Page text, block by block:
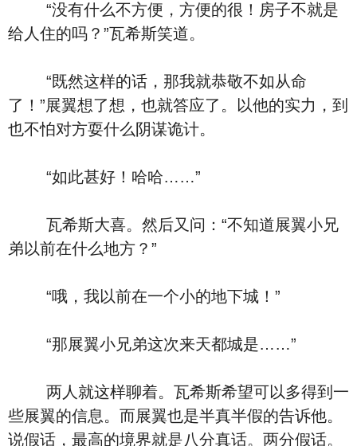
“没有什么不方便，方便的很！房子不就是
给人住的吗？”瓦希斯笑道。
“既然这样的话，那我就恭敬不如从命
了！”展翼想了想，也就答应了。以他的实力，到
也不怕对方耍什么阴谋诡计。
“如此甚好！哈哈……”
瓦希斯大喜。然后又问：“不知道展翼小兄
弟以前在什么地方？”
“哦，我以前在一个小的地下城！”
“那展翼小兄弟这次来天都城是……”
两人就这样聊着。瓦希斯希望可以多得到一
些展翼的信息。而展翼也是半真半假的告诉他。
说假话，最高的境界就是八分真话。两分假话。